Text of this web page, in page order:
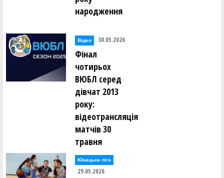
народження
Відео 30.05.2026
Фінал
чотирьох
ВЮБЛ серед
дівчат 2013
року:
відеотрансляція
матчів 30
травня
Юнацька ліга
29.05.2026